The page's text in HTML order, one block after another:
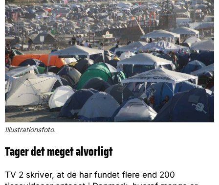
Illustrationsfoto.
Tager det meget alvorligt
TV 2 skriver, at de har fundet flere end 200